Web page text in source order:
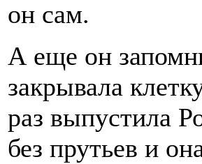
он сам.
А еще он
закрывала
раз выпустила
без прутьев и